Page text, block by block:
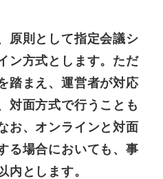
原則として指定会議シ
ン方式とします。ただ
踏まえ、運営者が対応
対面方式で行うことも
お、オンラインと対面
る場合においても、事
内とします。